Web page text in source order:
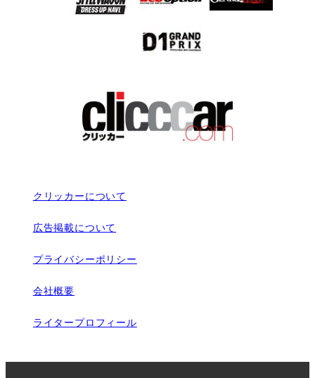
クリッカーについて
広告掲載について
プライバシーポリシー
会社概要
ライタープロフィール